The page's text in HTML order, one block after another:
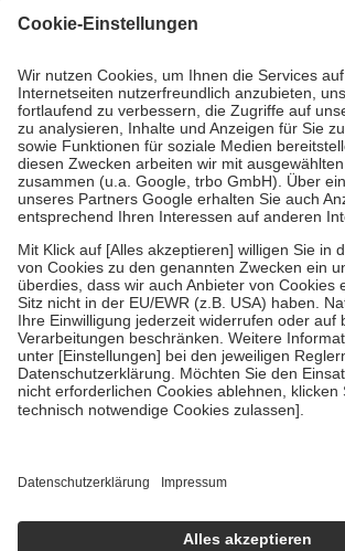
Grundsätzlich leisten Mitglieder Zuzahlungen in
höchstens zehn Euro.
Es sind jedoch nie mehr
Kosten der Leistung zu entrichten.
Diese Regeln gelten grundsätzlich auch für
Bei Heilmitteln und häuslicher Krankenpflege
Zuzahlung zehn Prozent der Kosten sowie zehn
Verordnung.
Um das Engagement der Versicherten für ihre
stärken und die besondere Stellung der Familie
fallenkeine Zuzahlungenan bei:
• Kindern und Jugendlichen bis zum
mit Ausnahme der Fahrkosten
• Untersuchungen zur Vorsorge und
GKV getragen werden
• empfohlenen Schutzimpfungen
• Harn- und Blutteststreifen
getroffen, um sicherzustellen, dass es sich um
https://help.etrusted.com/hc/de/articles/